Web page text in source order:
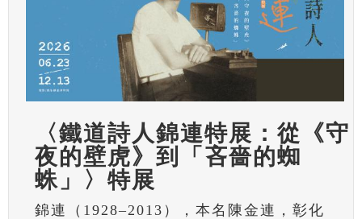
〈鐵道詩人錦連特展：從《守
夜的壁虎》到「吝嗇的蜘
蛛」〉特展
錦連（1928–2013），本名陳金連，彰化